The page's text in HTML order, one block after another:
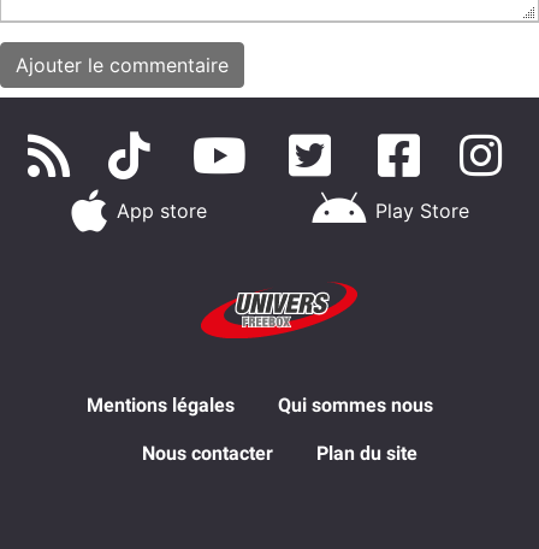
App store Play Store
Mentions légales Qui sommes nous
Nous contacter Plan du site